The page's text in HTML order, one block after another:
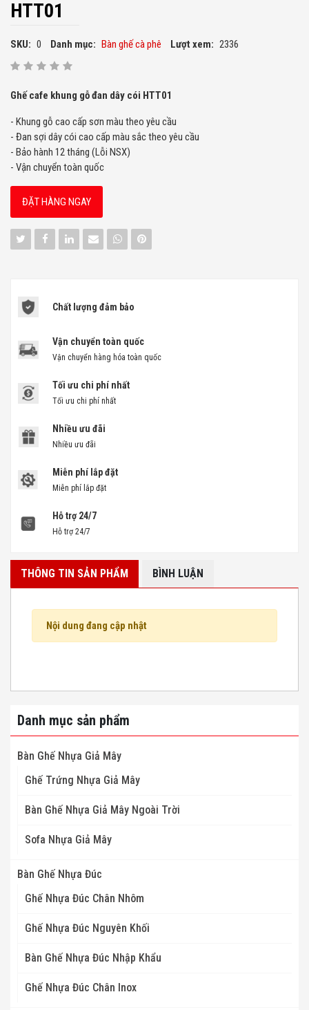
HTT01
SKU: 0 Danh mục: Bàn ghế cà phê Lượt xem: 2336
Ghế cafe khung gỗ đan dây cói HTT01
- Khung gỗ cao cấp sơn màu theo yêu cầu
- Đan sợi dây cói cao cấp màu sắc theo yêu cầu
- Bảo hành 12 tháng (Lỗi NSX)
- Vận chuyển toàn quốc
ĐẶT HÀNG NGAY
Chất lượng đảm bảo
Vận chuyển toàn quốc
Vận chuyển hàng hóa toàn quốc
Tối ưu chi phí nhất
Tối ưu chi phí nhất
Nhiều ưu đãi
Nhiều ưu đãi
Miễn phí lắp đặt
Miễn phí lắp đặt
Hỗ trợ 24/7
Hỗ trợ 24/7
THÔNG TIN SẢN PHẨM BÌNH LUẬN
Nội dung đang cập nhật
Danh mục sản phẩm
Bàn Ghế Nhựa Giả Mây
Ghế Trứng Nhựa Giả Mây
Bàn Ghế Nhựa Giả Mây Ngoài Trời
Sofa Nhựa Giả Mây
Bàn Ghế Nhựa Đúc
Ghế Nhựa Đúc Chân Nhôm
Ghế Nhựa Đúc Nguyên Khối
Bàn Ghế Nhựa Đúc Nhập Khẩu
Ghế Nhựa Đúc Chân Inox